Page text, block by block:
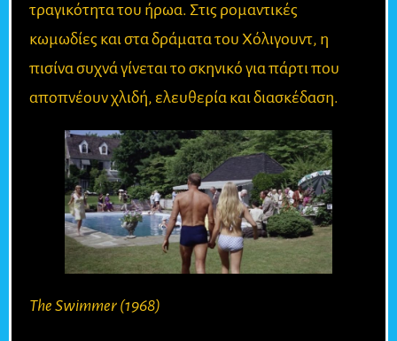
τραγικότητα του ήρωα. Στις ρομαντικές
κωμωδίες και στα δράματα του Χόλιγουντ, η
πισίνα συχνά γίνεται το σκηνικό για πάρτι που
αποπνέουν χλιδή, ελευθερία και διασκέδαση.
The Swimmer (1968)